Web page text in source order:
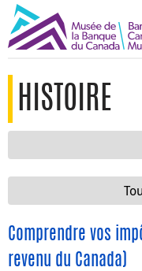
HISTOIRE
Comprendre vos
revenu du Canada)